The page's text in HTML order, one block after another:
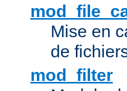
Mise en
de
mod_filter